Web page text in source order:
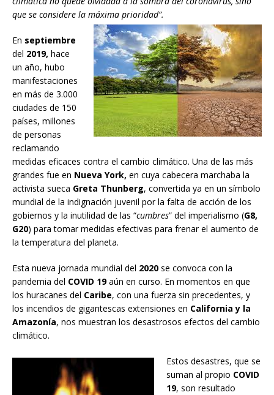
que se considere la máxima prioridad”.
En septiembre
del 2019, hace
un año, hubo
manifestaciones
en más de 3.000
ciudades de 150
países, millones
de personas
reclamando
medidas eficaces contra el cambio climático. Una de las más
grandes fue en Nueva York, en cuya cabecera marchaba la
activista sueca Greta Thunberg, convertida ya en un símbolo
mundial de la indignación juvenil por la falta de acción de los
gobiernos y la inutilidad de las “cumbres” del imperialismo (G8,
G20) para tomar medidas efectivas para frenar el aumento de
la temperatura del planeta.
Esta nueva jornada mundial del 2020 se convoca con la
pandemia del COVID 19aún en curso. En momentos en que
los huracanes del Caribe, con una fuerza sin precedentes, y
los incendios de gigantescas extensiones en California y la
Amazonía, nos muestran los desastrosos efectos del cambio
climático.
Estos desastres, que se
suman al propio COVID
19, son resultado